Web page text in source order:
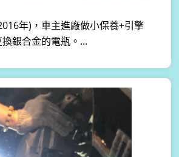
年)，車主進廠做小保養+引擎
銀合金的電瓶。...